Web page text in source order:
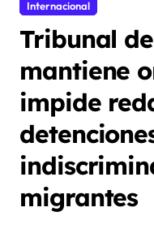
Internacional
Tribunal
mantiene
impide
migrantes